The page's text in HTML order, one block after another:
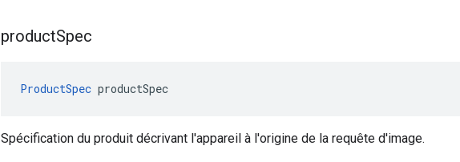
productSpec
ProductSpec productSpec
Spécification du produit décrivant l'appareil à l'origine de la requête d'image.